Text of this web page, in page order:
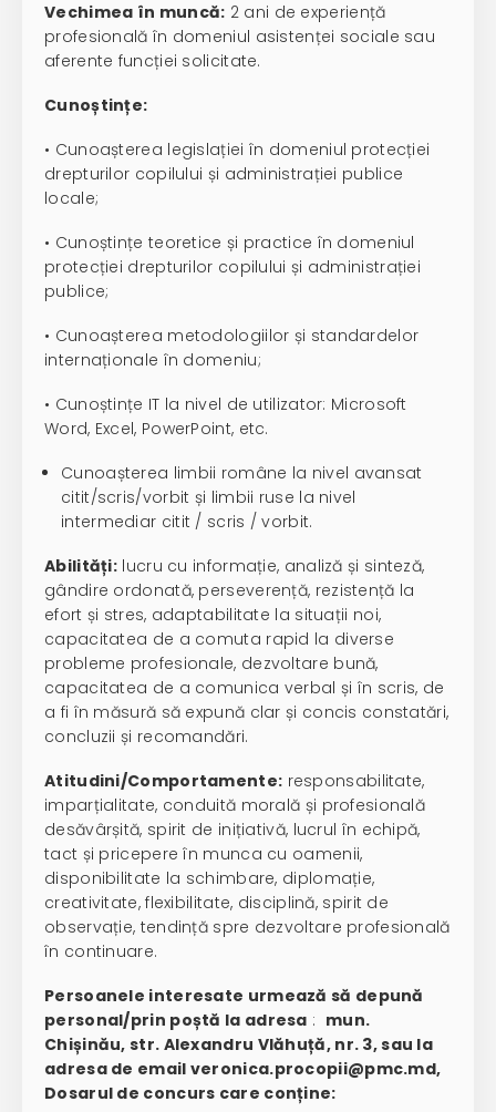
Vechimea în muncă: 2 ani de experiență
profesională în domeniul asistenței sociale sau
aferente funcției solicitate.
Cunoștințe:
• Cunoașterea legislației în domeniul protecției
drepturilor copilului și administrației publice
locale;
• Cunoștințe teoretice și practice în domeniul
protecției drepturilor copilului și administrației
publice;
• Cunoașterea metodologiilor și standardelor
internaționale în domeniu;
• Cunoștințe IT la nivel de utilizator: Microsoft
Word, Excel, PowerPoint, etc.
Cunoașterea limbii române la nivel avansat
citit/scris/vorbit și limbii ruse la nivel
intermediar citit / scris / vorbit.
Abilități: lucru cu informație, analiză și sinteză,
gândire ordonată, perseverență, rezistență la
efort și stres, adaptabilitate la situații noi,
capacitatea de a comuta rapid la diverse
probleme profesionale, dezvoltare bună,
capacitatea de a comunica verbal și în scris, de
a fi în măsură să expună clar și concis constatări,
concluzii și recomandări.
Atitudini/Comportamente: responsabilitate,
imparțialitate, conduită morală și profesională
desăvârșită, spirit de inițiativă, lucrul în echipă,
tact și pricepere în munca cu oamenii,
disponibilitate la schimbare, diplomație,
creativitate, flexibilitate, disciplină, spirit de
observație, tendință spre dezvoltare profesională
în continuare.
Persoanele interesate urmează să depună
personal/prin poștă la adresa : mun.
Chișinău, str. Alexandru Vlăhuță, nr. 3, sau la
adresa de email veronica.procopii@pmc.md,
Dosarul de concurs care conține: